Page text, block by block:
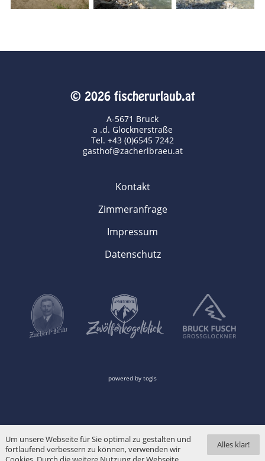
© 2026 fischerurlaub.at
A-5671 Bruck
a .d. Glocknerstraße
Tel. +43 (0)6545 7242
gasthof@zacherlbraeu.at
Kontakt
Zimmeranfrage
Impressum
Datenschutz
powered by togis
Alles klar!
Um unsere Webseite für Sie optimal zu gestalten und
fortlaufend verbessern zu können, verwenden wir